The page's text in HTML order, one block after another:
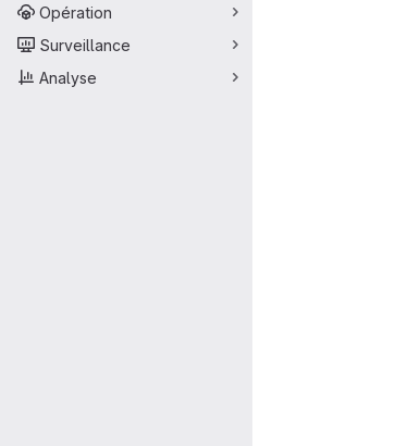
Opération
Surveillance
Analyse